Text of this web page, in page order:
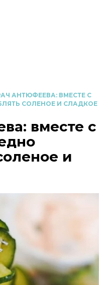
АНТЮФЕЕВА: ВМЕСТЕ С
СОЛЕНОЕ И СЛАДКОЕ
вместе с
и